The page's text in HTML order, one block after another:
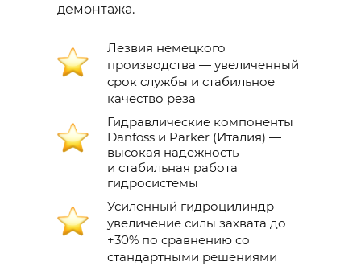
демонтажа.
Лезвия немецкого
производства — увеличенный
срок службы и стабильное
качество реза
Гидравлические компоненты
Danfoss и Parker (Италия) —
высокая надежность
и стабильная работа
гидросистемы
Усиленный гидроцилиндр —
увеличение силы захвата до
+30% по сравнению со
стандартными решениями